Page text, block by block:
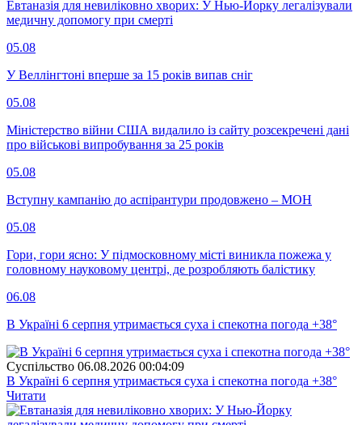
Евтаназія для невиліковно хворих: У Нью-Йорку легалізували
медичну допомогу при смерті
05.08
У Веллінгтоні вперше за 15 років випав сніг
05.08
Міністерство війни США видалило із сайту розсекречені дані
про військові випробування за 25 років
05.08
Вступну кампанію до аспірантури продовжено – МОН
05.08
Гори, гори ясно: У підмосковному місті виникла пожежа у
головному науковому центрі, де розробляють балістику
06.08
В Україні 6 серпня утримається суха і спекотна погода +38°
Суспiльство 06.08.2026 00:04:09
В Україні 6 серпня утримається суха і спекотна погода +38°
Читати